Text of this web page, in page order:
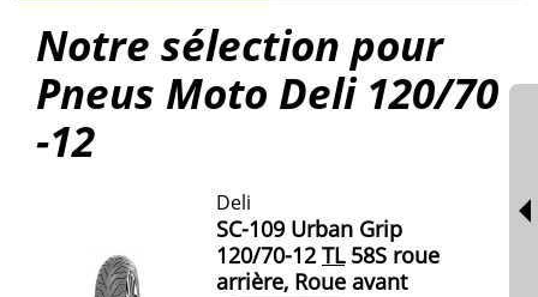
Notre sélection pour
Pneus Moto Deli 120/70
-12
Deli
SC-109 Urban Grip
120/70-12 TL58S roue
arrière, Roue avant